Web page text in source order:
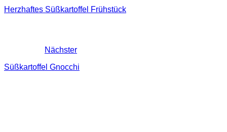
Herzhaftes Süßkartoffel Frühstück
Nächster
Süßkartoffel Gnocchi